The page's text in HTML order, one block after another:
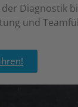
Diagnostik
und